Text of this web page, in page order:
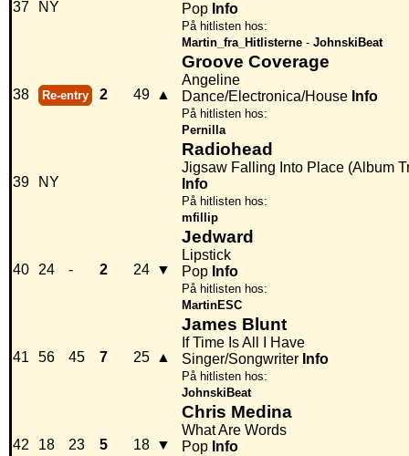
37 NY
Pop Info
På hitlisten hos:
Martin_fra_Hitlisterne - JohnskiBeat
38 Re-entry 2 49 ▲
Groove Coverage
Angeline
Dance/Electronica/House Info
På hitlisten hos:
Pernilla
39 NY
Radiohead
Jigsaw Falling Into Place (Album
Info
På hitlisten hos:
mfillip
40 24 - 2 24 ▼
Jedward
Lipstick
Pop Info
På hitlisten hos:
MartinESC
41 56 45 7 25 ▲
James Blunt
If Time Is All I Have
Singer/Songwriter Info
På hitlisten hos:
JohnskiBeat
42 18 23 5 18 ▼
Chris Medina
What Are Words
Pop Info